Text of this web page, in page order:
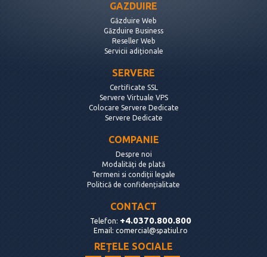
GAZDUIRE
Găzduire Web
Găzduire Business
Reseller Web
Servicii adiționale
SERVERE
Certificate SSL
Servere Virtuale VPS
Colocare Servere Dedicate
Servere Dedicate
COMPANIE
Despre noi
Modalități de plată
Termeni si condiții legale
Politică de confidențialitate
CONTACT
Telefon: +4.0370.800.800
Email: comercial@spatiul.ro
REȚELE SOCIALE